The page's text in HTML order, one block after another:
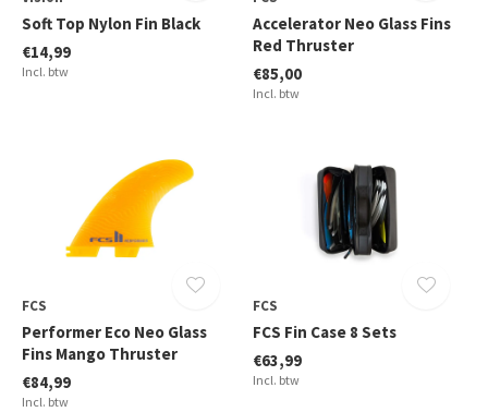
Soft Top Nylon Fin Black
€14,99
Incl. btw
Accelerator Neo Glass Fins
Red Thruster
€85,00
Incl. btw
FCS
Performer Eco Neo Glass
Fins Mango Thruster
€84,99
Incl. btw
FCS
FCS Fin Case 8 Sets
€63,99
Incl. btw